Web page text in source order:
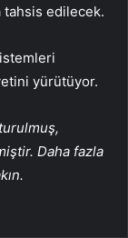
tahsis edilecek.
yürütüyor.
Daha fazla